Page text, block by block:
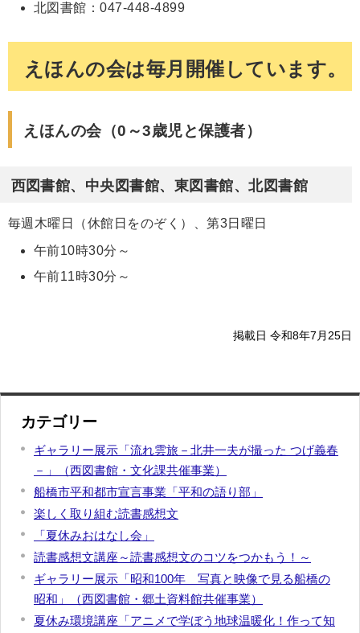
北図書館：047-448-4899
えほんの会は毎月開催しています。
えほんの会（0～3歳児と保護者）
西図書館、中央図書館、東図書館、北図書館
毎週木曜日（休館日をのぞく）、第3日曜日
午前10時30分～
午前11時30分～
掲載日 令和8年7月25日
カテゴリー
ギャラリー展示「流れ雲旅－北井一夫が撮った つげ義春
－」（西図書館・文化課共催事業）
船橋市平和都市宣言事業「平和の語り部」
楽しく取り組む読書感想文
「夏休みおはなし会」
読書感想文講座～読書感想文のコツをつかもう！～
ギャラリー展示「昭和100年 写真と映像で見る船橋の
昭和」（西図書館・郷土資料館共催事業）
夏休み環境講座「アニメで学ぼう地球温暖化！作って知